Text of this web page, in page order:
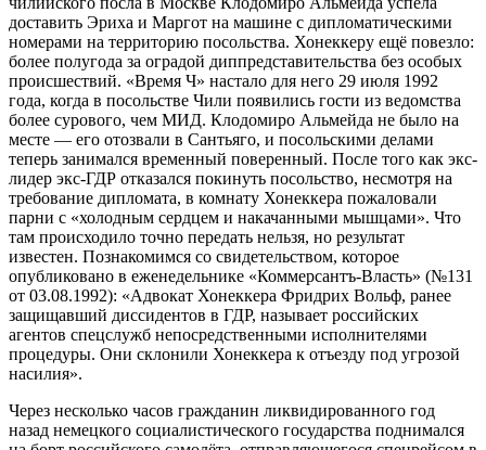
доставить Эриха и Маргот на машине с дипломатическими
номерами на территорию посольства. Хонеккеру ещё повезло:
более полугода за оградой диппредставительства без особых
происшествий. «Время Ч» настало для него 29 июля 1992
года, когда в посольстве Чили появились гости из ведомства
более сурового, чем МИД. Клодомиро Альмейда не было на
месте — его отозвали в Сантьяго, и посольскими делами
теперь занимался временный поверенный. После того как экс-
лидер экс-ГДР отказался покинуть посольство, несмотря на
требование дипломата, в комнату Хонеккера пожаловали
парни с «холодным сердцем и накачанными мышцами». Что
там происходило точно передать нельзя, но результат
известен. Познакомимся со свидетельством, которое
опубликовано в еженедельнике «Коммерсантъ-Власть» (№131
от 03.08.1992): «Адвокат Хонеккера Фридрих Вольф, ранее
защищавший диссидентов в ГДР, называет российских
агентов спецслужб непосредственными исполнителями
процедуры. Они склонили Хонеккера к отъезду под угрозой
насилия».
Через несколько часов гражданин ликвидированного год
назад немецкого социалистического государства поднимался